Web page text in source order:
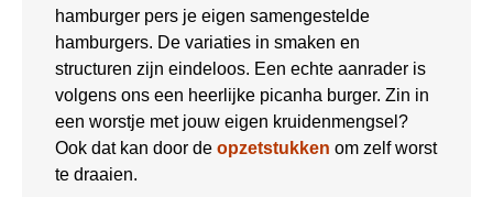
hamburger pers je eigen samengestelde
hamburgers. De variaties in smaken en
structuren zijn eindeloos. Een echte aanrader is
volgens ons een heerlijke picanha burger. Zin in
een worstje met jouw eigen kruidenmengsel?
Ook dat kan door de opzetstukken om zelf worst
te draaien.